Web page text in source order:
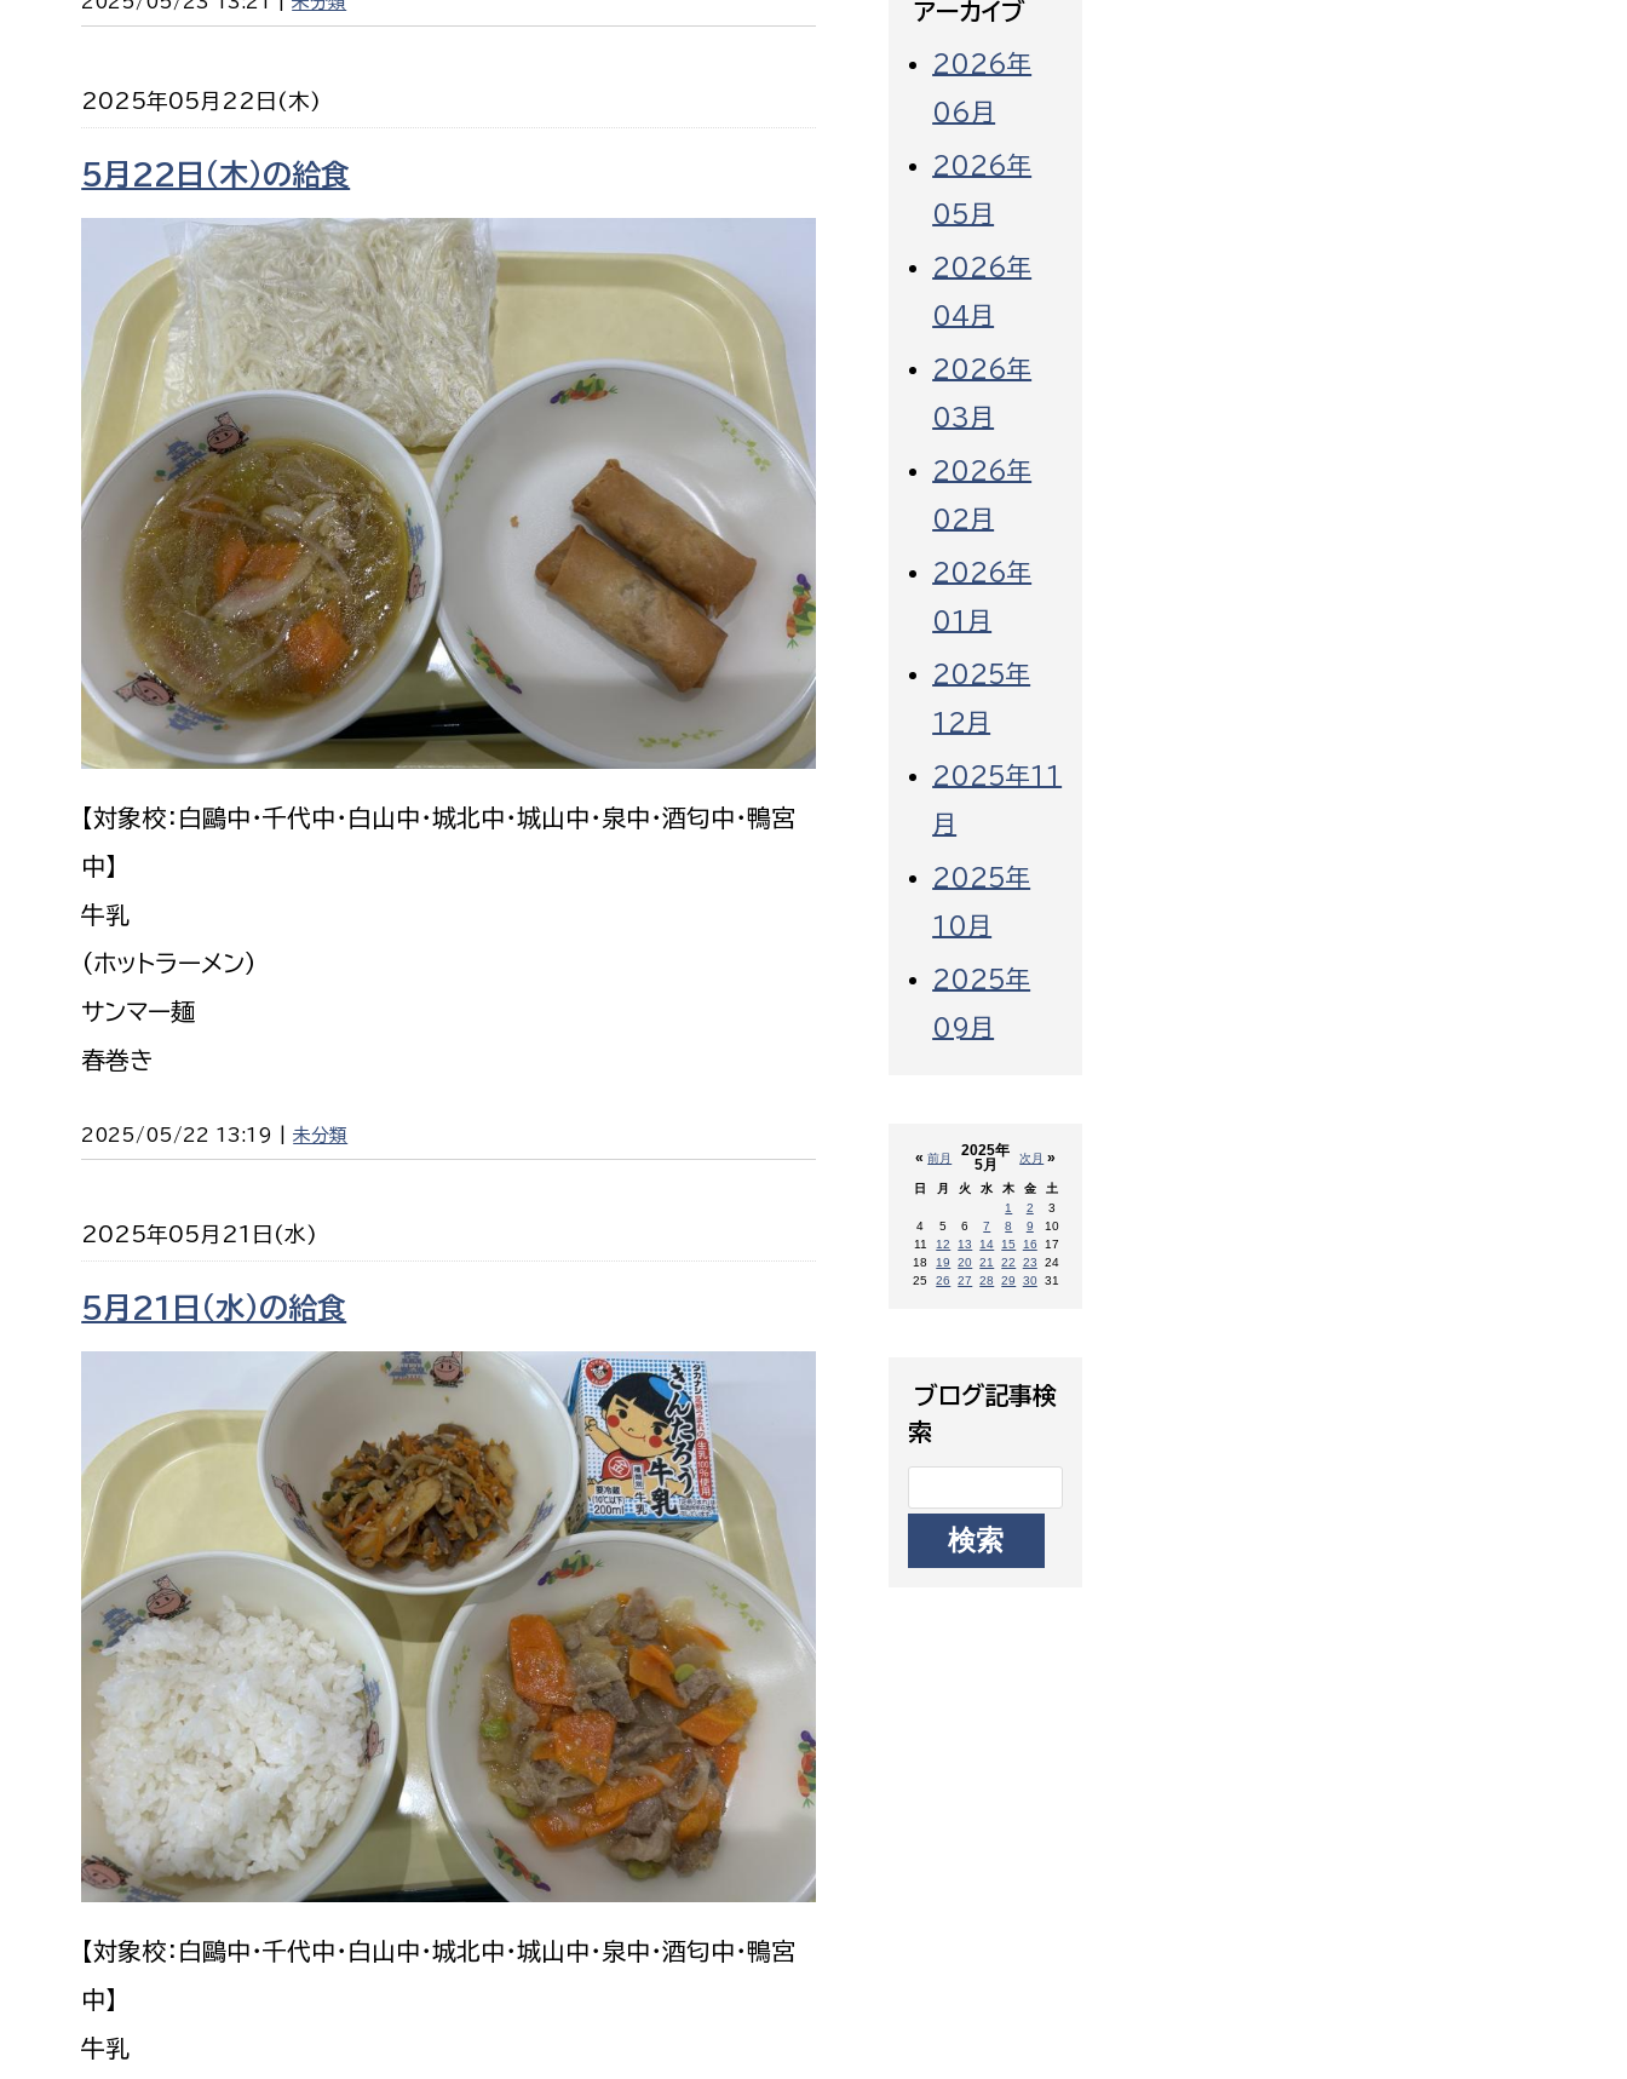
2025年05月22日(木)
5月22日（木）の給食
【対象校：白鷗中・千代中・白山中・城北中・城山中・泉中・酒匂中・鴨宮
中】
牛乳
（ホットラーメン）
サンマー麺
春巻き
2025/05/22 13:19 |未分類
2025年05月21日(水)
5月21日（水）の給食
【対象校：白鷗中・千代中・白山中・城北中・城山中・泉中・酒匂中・鴨宮
中】
牛乳
アーカイブ
2026年
06月
2026年
05月
2026年
04月
2026年
03月
2026年
02月
2026年
01月
2025年
12月
2025年11
月
2025年
10月
2025年
09月
«前月 次月 »
2025年
5月
日 月 火 水 木 金
土
1
2
3
4
5 6 7 8 9
10
11
12 13 14 15 16
17
18
19 20 21 22 23
24
25
26 27 28 29 30 31
ブログ記事検
索